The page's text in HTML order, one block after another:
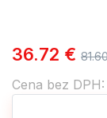
36.72 €
Cena bez